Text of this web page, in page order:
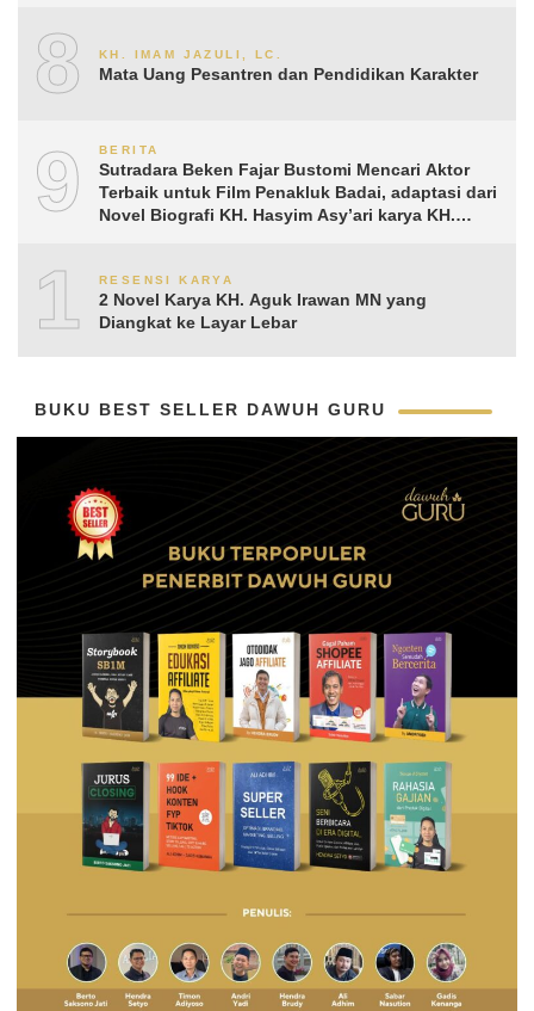
8 KH. IMAM JAZULI, LC.
Mata Uang Pesantren dan Pendidikan Karakter
9 BERITA
Sutradara Beken Fajar Bustomi Mencari Aktor
Terbaik untuk Film Penakluk Badai, adaptasi dari
Novel Biografi KH. Hasyim Asy’ari karya KH.
10RESENSI KARYA
2 Novel Karya KH. Aguk Irawan MN yang
Diangkat ke Layar Lebar
BUKU BEST SELLER DAWUH GURU